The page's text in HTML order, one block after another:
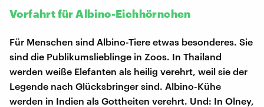
Vorfahrt für Albino-Eichhörnchen
Für Menschen sind Albino-Tiere etwas besonderes. Sie
sind die Publikumslieblinge in Zoos. In Thailand
werden weiße Elefanten als heilig verehrt, weil sie der
Legende nach Glücksbringer sind. Albino-Kühe
werden in Indien als Gottheiten verehrt. Und: In Olney,